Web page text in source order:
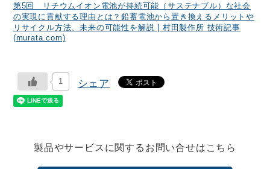
第5回 リチウムイオン電池が持続可能（サステナブル）な社会
の実現に貢献する理由とは？鉛蓄電池から置き換えるメリットや
リサイクル方法、未来の可能性を解説 | 村田製作所 技術記事
(murata.com)
1 シェア
製品やサービスに関するお問い合せはこちら